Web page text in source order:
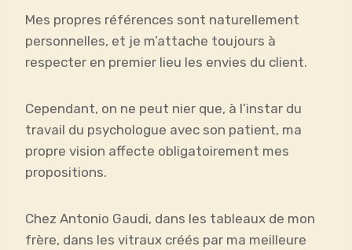
Mes propres références sont naturellement
personnelles, et je m’attache toujours à
respecter en premier lieu les envies du client.
Cependant, on ne peut nier que, à l’instar du
travail du psychologue avec son patient, ma
propre vision affecte obligatoirement mes
propositions.
Chez Antonio Gaudi, dans les tableaux de mon
frère, dans les vitraux créés par ma meilleure